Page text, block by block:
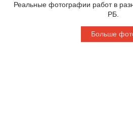
Реальные фотографии работ в
РБ.
Больше